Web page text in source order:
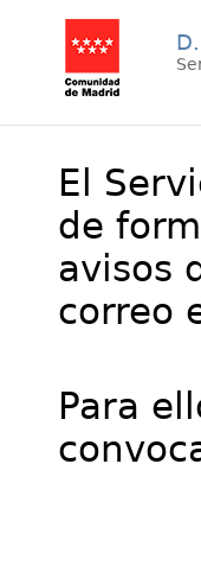
El
de
avisos
correo
Para